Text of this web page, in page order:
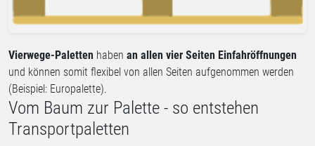
Vierwege-Paletten haben an allen vier Seiten Einfahröffnungen
und können somit flexibel von allen Seiten aufgenommen werden
(Beispiel: Europalette).
Vom Baum zur Palette - so entstehen
Transportpaletten